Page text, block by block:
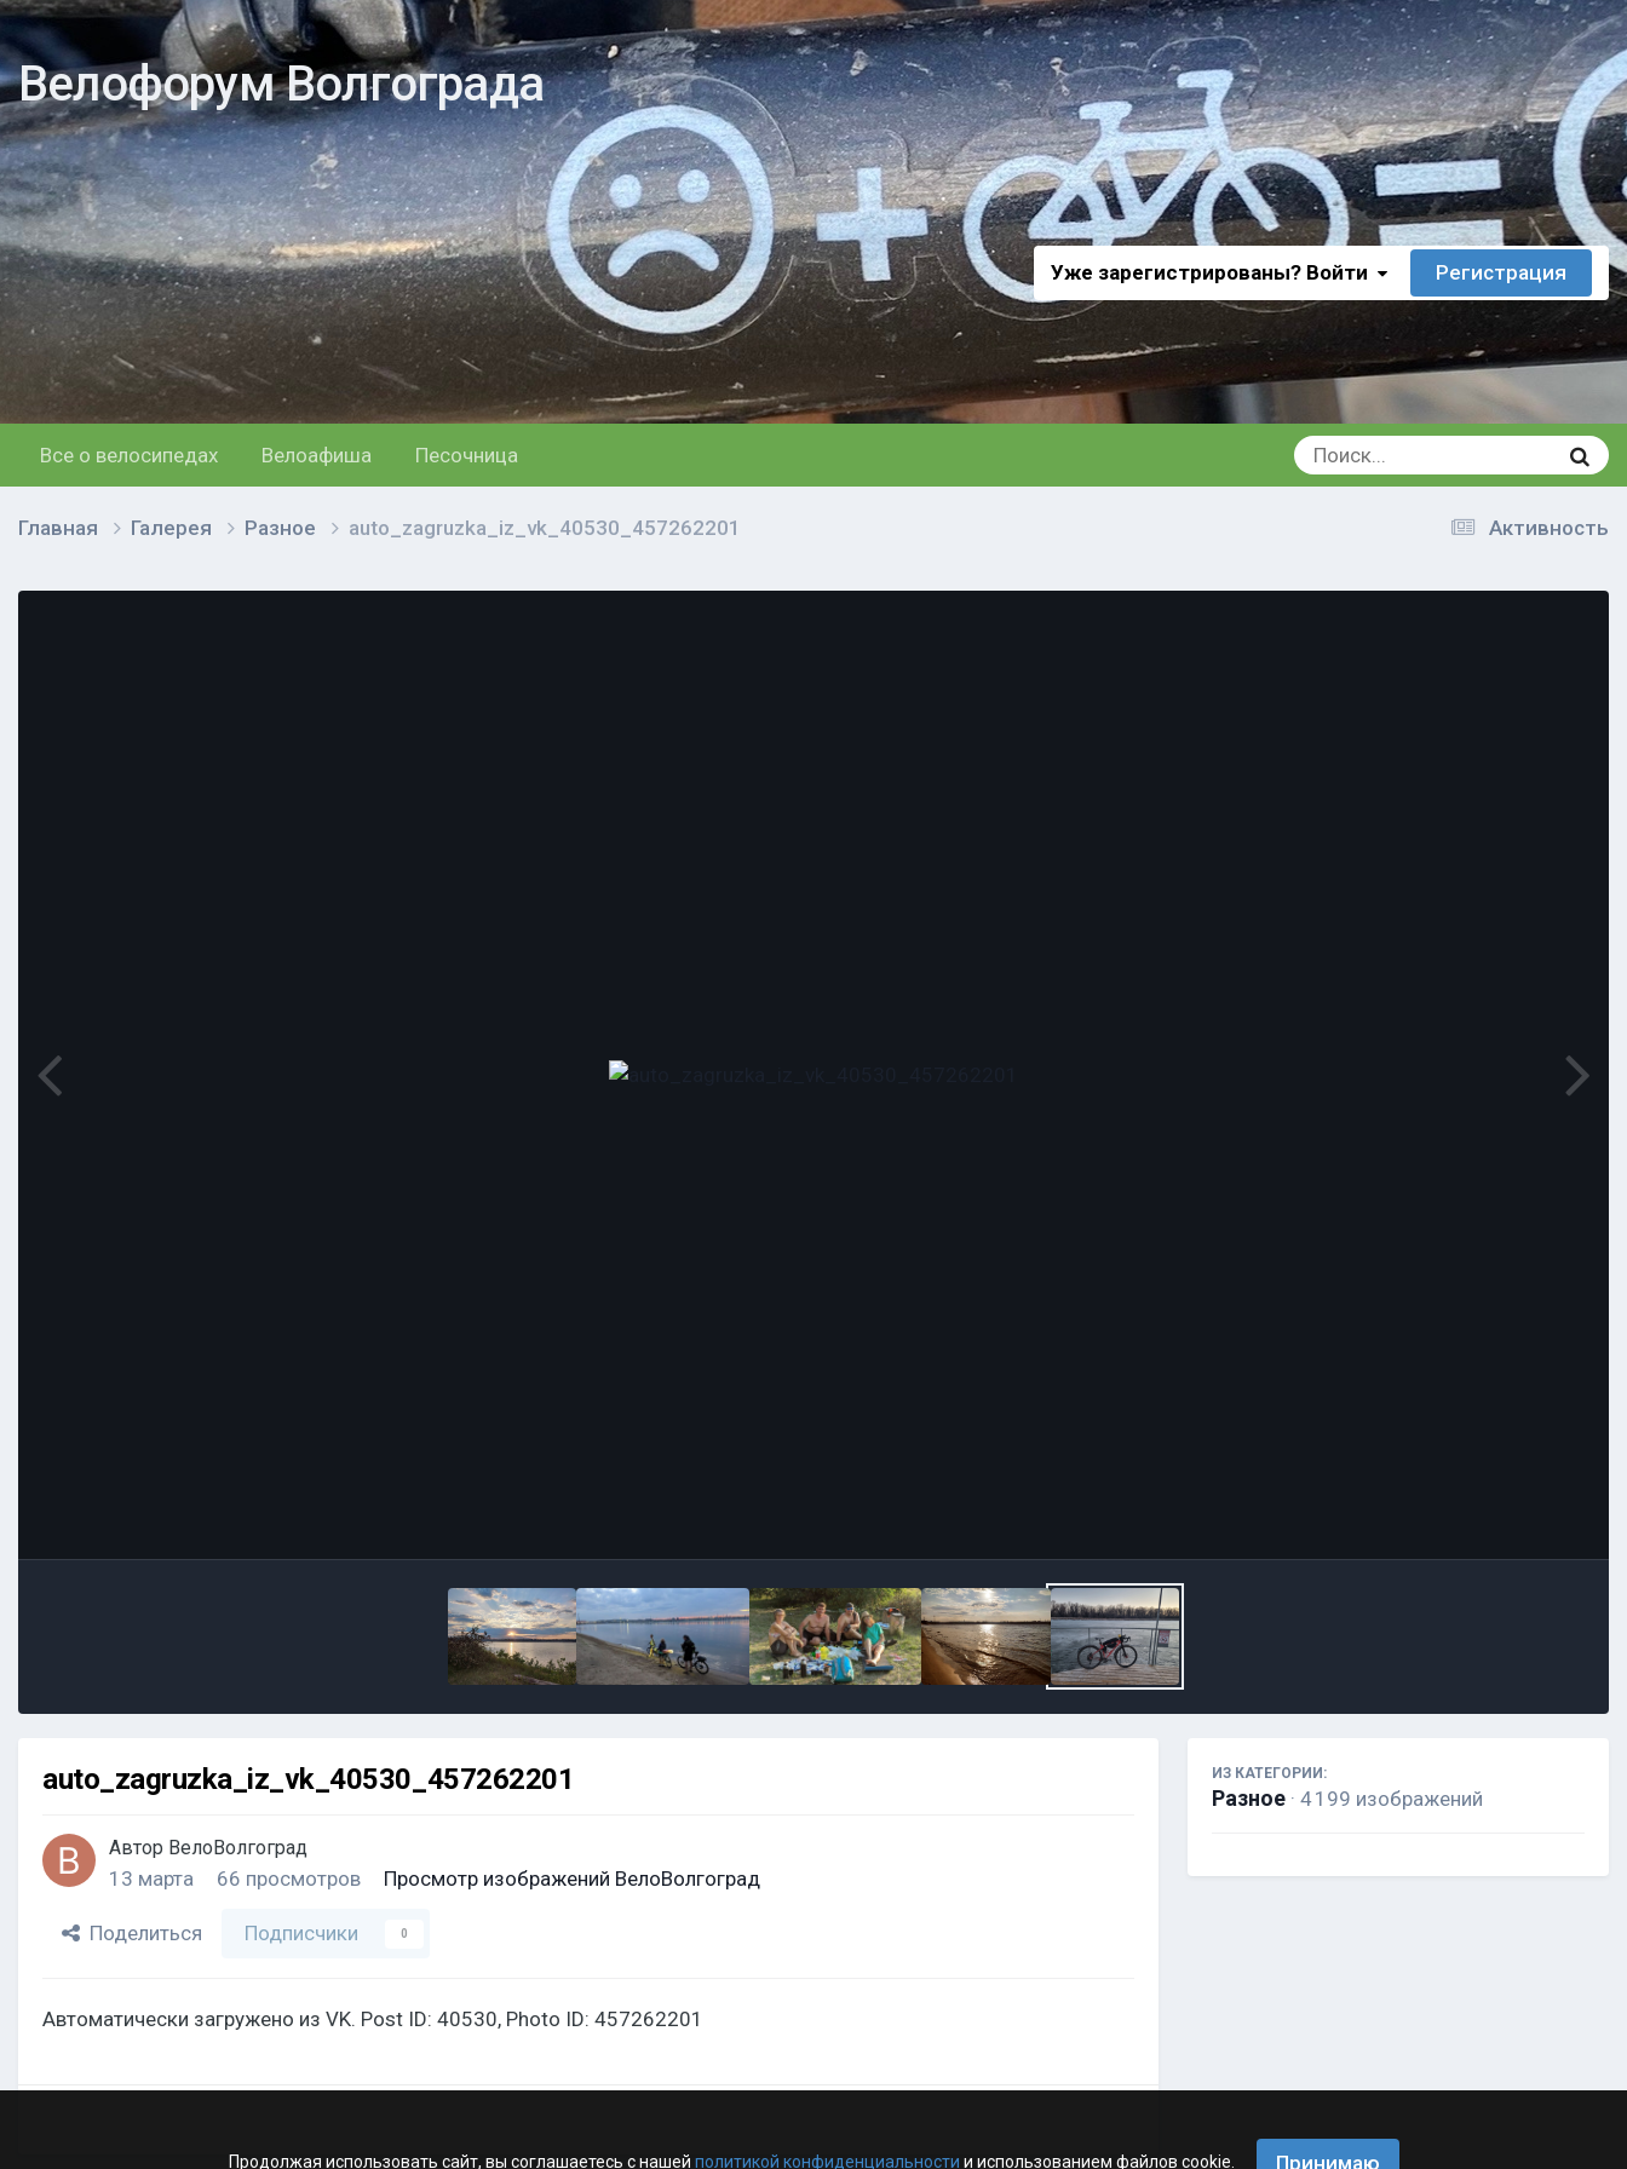
Велофорум Волгограда
Уже зарегистрированы? Войти Регистрация
Все о велосипедах Велоафиша Песочница
Активность
Главная Галерея Разное auto_zagruzka_iz_vk_40530_457262201
auto_zagruzka_iz_vk_40530_457262201
Автор ВелоВолгоград
13 марта 66 просмотров Просмотр изображений ВелоВолгоград
Поделиться Подписчики 0
Автоматически загружено из VK. Post ID: 40530, Photo ID: 457262201
ИЗ КАТЕГОРИИ:
Разное · 4 199 изображений
Продолжая использовать сайт, вы соглашаетесь с нашей политикой конфиденциальности и использованием файлов cookie. Принимаю